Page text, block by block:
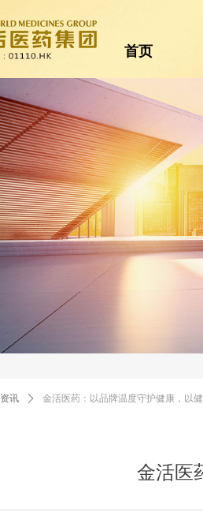
首页
首页
金活医
讯 ꄲ 金活医药：以品牌温度守护健康，以